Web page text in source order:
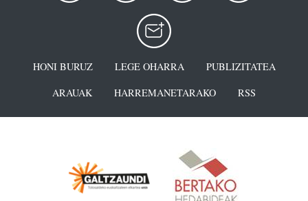
HONI BURUZ LEGE OHARRA
PUBLIZITATEA
ARAUAK
HARREMANETARAKO RSS